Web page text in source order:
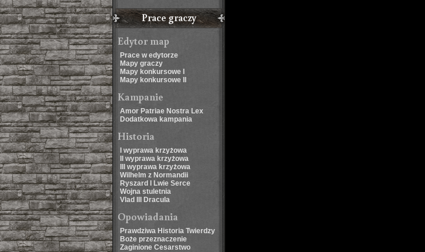
Prace graczy
Edytor map
Prace w edytorze
Mapy graczy
Mapy konkursowe I
Mapy konkursowe II
Kampanie
Amor Patriae Nostra Lex
Dodatkowa kampania
Historia
I wyprawa krzyżowa
II wyprawa krzyżowa
III wyprawa krzyżowa
Wilhelm z Normandii
Ryszard I Lwie Serce
Wojna stuletnia
Vlad III Dracula
Opowiadania
Prawdziwa Historia Twierdzy
Boże przeznaczenie
Zaginione Cesarstwo